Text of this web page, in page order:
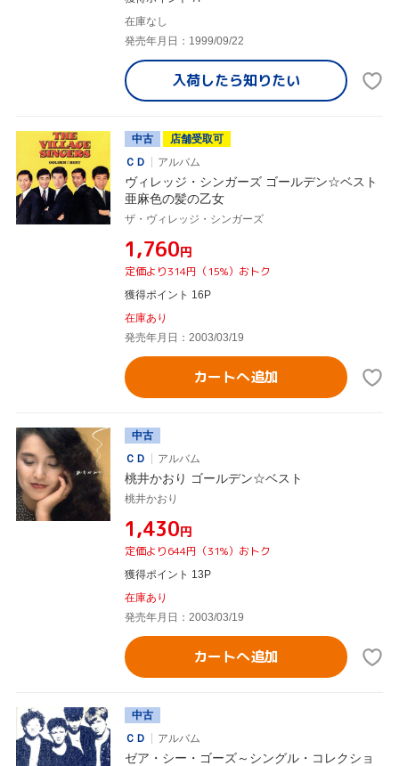
在庫なし
発売年月日：1999/09/22
入荷したら知りたい
中古
店舗受取可
ＣＤ
アルバム
ヴィレッジ・シンガーズ ゴールデン☆ベスト
亜麻色の髪の乙女
ザ・ヴィレッジ・シンガーズ
¥1,760円
定価より314円（15%）おトク
獲得ポイント 16P
在庫あり
発売年月日：2003/03/19
カートへ追加
中古
ＣＤ
アルバム
桃井かおり ゴールデン☆ベスト
桃井かおり
¥1,430円
定価より644円（31%）おトク
獲得ポイント 13P
在庫あり
発売年月日：2003/03/19
カートへ追加
中古
ＣＤ
アルバム
ゼア・シー・ゴーズ～シングル・コレクショ